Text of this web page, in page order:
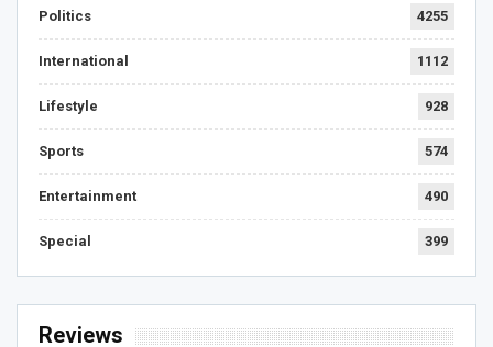
Politics 4255
International 1112
Lifestyle 928
Sports 574
Entertainment 490
Special 399
Reviews